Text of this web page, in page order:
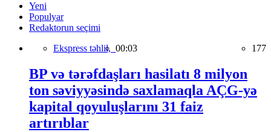
Yeni
Populyar
Redaktorun seçimi
Ekspress təhlil, 00:03 177
BP və tərəfdaşları hasilatı 8 milyon
ton səviyyəsində saxlamaqla AÇG-yə
kapital qoyuluşlarını 31 faiz
artırıblar